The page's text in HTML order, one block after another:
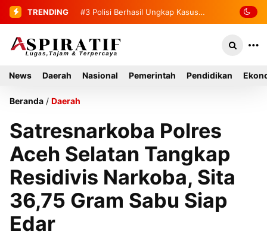
TRENDING #4 Penemuan Mayat Tanpa Identitas
Selatan
News Daerah Nasional Pemerintah Pendidikan
Beranda / Daerah
Satresnarkoba Polres
Aceh Selatan Tangkap
Residivis Narkoba, Sita
36,75 Gram Sabu Siap
Edar